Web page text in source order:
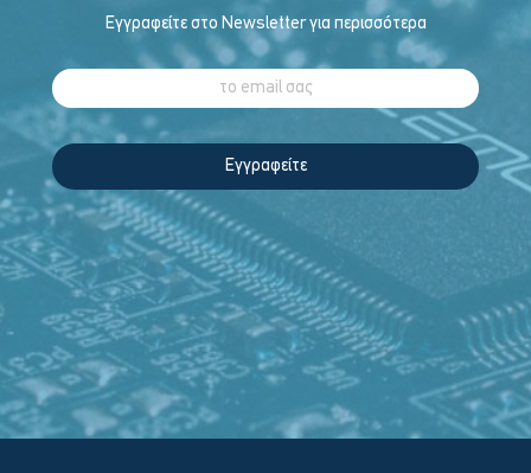
Εγγραφείτε στο Newsletter για περισσότερα
Εγγραφείτε